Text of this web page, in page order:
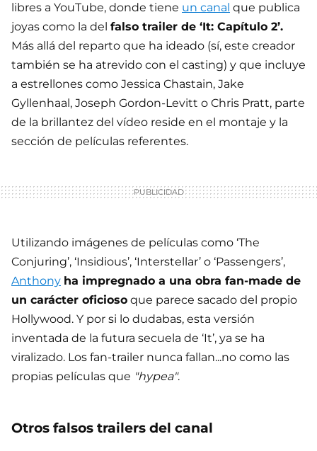
libres a YouTube, donde tiene un canal que publica
joyas como la del falso trailer de ‘It: Capítulo 2’.
Más allá del reparto que ha ideado (sí, este creador
también se ha atrevido con el casting) y que incluye
a estrellones como Jessica Chastain, Jake
Gyllenhaal, Joseph Gordon-Levitt o Chris Pratt, parte
de la brillantez del vídeo reside en el montaje y la
sección de películas referentes.
Utilizando imágenes de películas como ‘The
Conjuring’, ‘Insidious’, ‘Interstellar’ o ‘Passengers’,
Anthony ha impregnado a una obra fan-made de
un carácter oficioso que parece sacado del propio
Hollywood. Y por si lo dudabas, esta versión
inventada de la futura secuela de ‘It’, ya se ha
viralizado. Los fan-trailer nunca fallan...no como las
propias películas que "hypea".
Otros falsos trailers del canal